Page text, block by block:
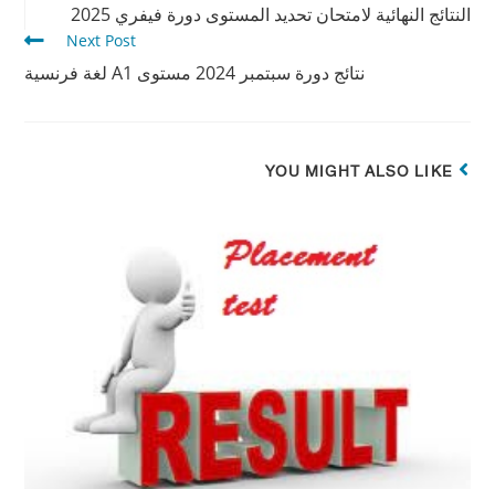
النتائج النهائية لامتحان تحديد المستوى دورة فيفري 2025
Next Post
نتائج دورة سبتمبر 2024 مستوى A1 لغة فرنسية
YOU MIGHT ALSO LIKE